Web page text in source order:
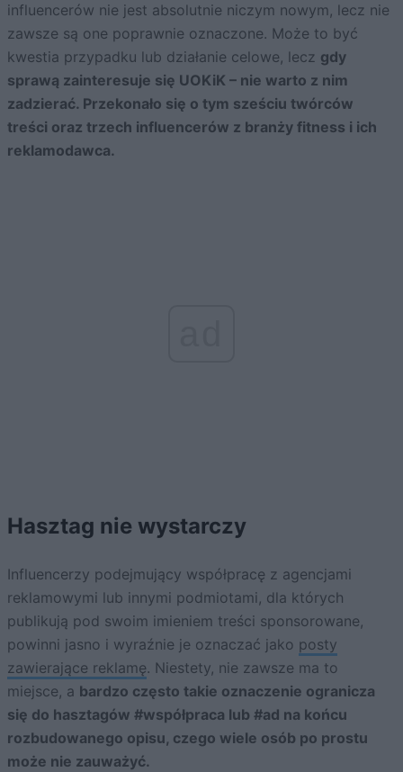
influencerów nie jest absolutnie niczym nowym, lecz nie
zawsze są one poprawnie oznaczone. Może to być
kwestia przypadku lub działanie celowe, lecz gdy
sprawą zainteresuje się UOKiK – nie warto z nim
zadzierać. Przekonało się o tym sześciu twórców
treści oraz trzech influencerów z branży fitness i ich
reklamodawca.
Hasztag nie wystarczy
Influencerzy podejmujący współpracę z agencjami
reklamowymi lub innymi podmiotami, dla których
publikują pod swoim imieniem treści sponsorowane,
powinni jasno i wyraźnie je oznaczać jako posty
zawierające reklamę. Niestety, nie zawsze ma to
miejsce, a bardzo często takie oznaczenie ogranicza
się do hasztagów #współpraca lub #ad na końcu
rozbudowanego opisu, czego wiele osób po prostu
może nie zauważyć.